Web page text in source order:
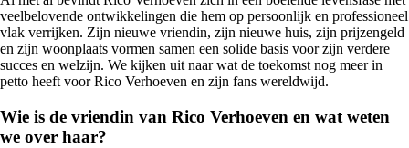
veelbelovende ontwikkelingen die hem op persoonlijk en professioneel
vlak verrijken. Zijn nieuwe vriendin, zijn nieuwe huis, zijn prijzengeld
en zijn woonplaats vormen samen een solide basis voor zijn verdere
succes en welzijn. We kijken uit naar wat de toekomst nog meer in
petto heeft voor Rico Verhoeven en zijn fans wereldwijd.
Wie is de vriendin van Rico Verhoeven en wat weten
we over haar?